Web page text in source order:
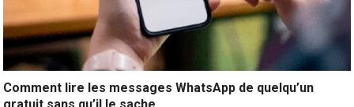
Comment lire les messages WhatsApp de quelqu’un